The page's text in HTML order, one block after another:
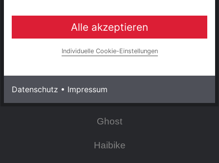
UNSERE MARKEN
Raleigh
e-bike manufaktur
Ghost
Haibike
Alle akzeptieren
Individuelle Cookie-Einstellungen
Datenschutz • Impressum